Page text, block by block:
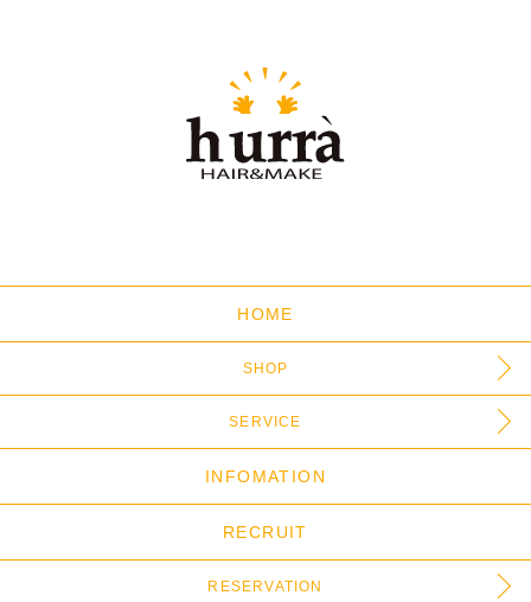
HOME
SHOP
SERVICE
INFOMATION
RECRUIT
RESERVATION